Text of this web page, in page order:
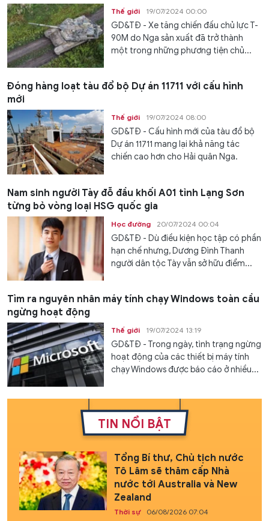
Thế giới 19/07/2024 00:00
GD&TĐ - Xe tăng chiến đấu chủ lực T-
90M do Nga sản xuất đã trở thành
một trong những phương tiện chủ...
Đóng hàng loạt tàu đổ bộ Dự án 11711 với cấu hình
mới
Thế giới 19/07/2024 08:00
GD&TĐ - Cấu hình mới của tàu đổ bộ
Dự án 11711 mang lại khả năng tác
chiến cao hơn cho Hải quân Nga.
Nam sinh người Tày đỗ đầu khối A01 tỉnh Lạng Sơn
từng bỏ vòng loại HSG quốc gia
Học đường 20/07/2024 00:04
GD&TĐ - Dù điều kiện học tập có phần
hạn chế nhưng, Dương Đình Thanh
người dân tộc Tày vẫn sở hữu điểm...
Tìm ra nguyên nhân máy tính chạy Windows toàn cầu
ngừng hoạt động
Thế giới 19/07/2024 13:19
GD&TĐ - Trong ngày, tình trạng ngừng
hoạt động của các thiết bị máy tính
chạy Windows được báo cáo ở nhiều...
TIN NỔI BẬT
Tổng Bí thư, Chủ tịch nước
Tô Lâm sẽ thăm cấp Nhà
nước tới Australia và New
Zealand
Thời sự 06/08/2026 07:04